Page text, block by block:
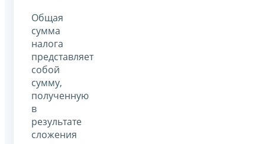
Общая
сумма
налога
представляет
собой
сумму,
полученную
в
результате
сложения